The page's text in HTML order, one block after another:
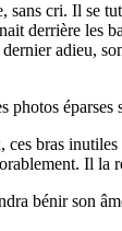
cri. Il se
derrière les
adieu,
bras
Il la
bénir son